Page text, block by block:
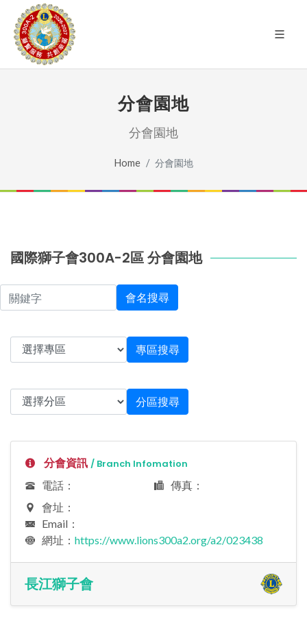
分會園地
分會園地
Home 分會園地
國際獅子會300A-2區 分會園地
關鍵字
會名搜尋
專區搜尋
分區搜尋
分會資訊 / Branch Infomation
電話：
傳真：
會址：
Email：
網址： https://www.lions300a2.org/a2/023438
長江獅子會